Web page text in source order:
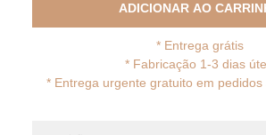
ADICIONAR AO
* Entrega grátis
* Fabricação 1-3 dias
* Entrega urgente gratuito em